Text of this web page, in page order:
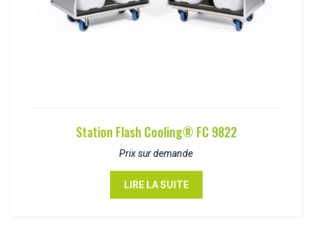
Station Flash Cooling® FC 9822
Prix sur demande
LIRE LA SUITE